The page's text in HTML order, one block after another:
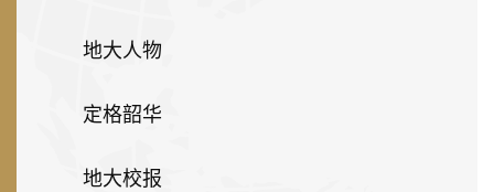
地大人物
定格韶华
地大校报